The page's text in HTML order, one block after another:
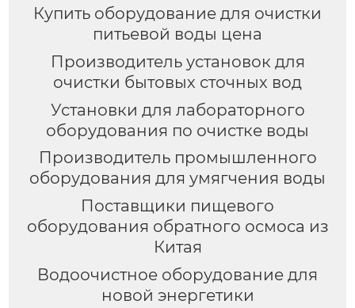
Купить оборудование для очистки
питьевой воды цена
Производитель установок для
очистки бытовых сточных вод
Установки для лабораторного
оборудования по очистке воды
Производитель промышленного
оборудования для умягчения воды
Поставщики пищевого
оборудования обратного осмоса из
Китая
Водоочистное оборудование для
новой энергетики